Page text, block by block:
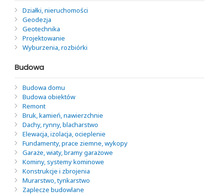
Działki, nieruchomości
Geodezja
Geotechnika
Projektowanie
Wyburzenia, rozbiórki
Budowa
Budowa domu
Budowa obiektów
Remont
Bruk, kamień, nawierzchnie
Dachy, rynny, blacharstwo
Elewacja, izolacja, ocieplenie
Fundamenty, prace ziemne, wykopy
Garaże, wiaty, bramy garażowe
Kominy, systemy kominowe
Konstrukcje i zbrojenia
Murarstwo, tynkarstwo
Zaplecze budowlane